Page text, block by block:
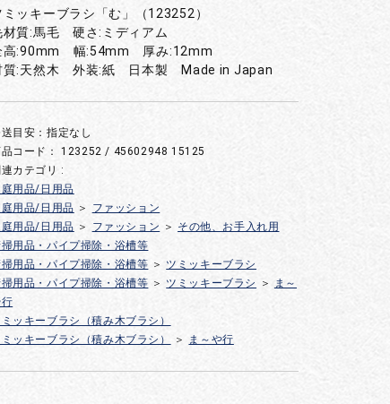
ミッキーブラシ「む」（123252）
材質:馬毛 硬さ:ミディアム
高:90mm 幅:54mm 厚み:12mm
質:天然木 外装:紙 日本製 Made in Japan
目安：指定なし
品コード：123252 / 45602948 15125
連カテゴリ :
用品/日用品
用品/日用品 ＞
ファッション
用品/日用品 ＞ ファッション ＞ その他、お手入れ用
用品・パイプ掃除・浴槽等
用品・パイプ掃除・浴槽等 ＞ ツミッキーブラシ
用品・パイプ掃除・浴槽等 ＞ ツミッキーブラシ ＞
ま～
ッキーブラシ（積み木ブラシ）
ッキーブラシ（積み木ブラシ）
＞ ま～や行